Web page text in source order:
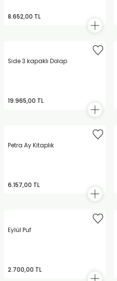
8.652,00 TL
Side 3 kapaklı Dolap
19.965,00 TL
Petra Ay Kitaplık
6.157,00 TL
Eylül Puf
2.700,00 TL